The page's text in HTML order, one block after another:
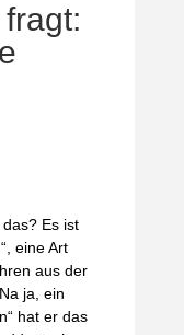
das? Es ist
eine Art
aus der
ja, ein
hat er das